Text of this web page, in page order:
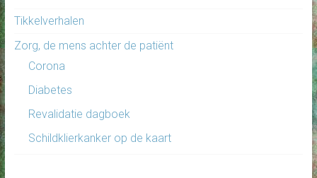
Tikkelverhalen
Zorg, de mens achter de patiënt
Corona
Diabetes
Revalidatie dagboek
Schildklierkanker op de kaart